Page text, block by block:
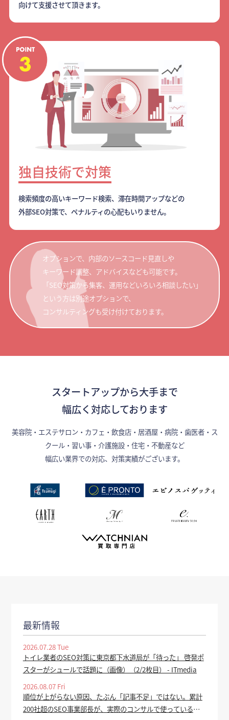
向けて支援させて頂きます。
独自技術で対策
検索頻度の高いキーワード検索、滞在時間アップなどの
外部SEO対策で、ペナルティの心配もいりません。
オプションで、内部のソースコード見直しや
キーワード調整、アドバイスなども可能です。
「SEO対策から集客、運用などいろいろ相談したい」
という方は別途オプションで、
コンサルティングも受け付けております。
スタートアップから大手まで
幅広く対応しております
美容院・エステサロン・カフェ・飲食店・居酒屋・病院・歯医者・ス
クール・習い事・介護施設・住宅・不動産など
幅広い業界での対応、対策実績がございます。
最新情報
2026.07.28 Tue
トイレ業者のSEO対策に東京都下水道局が「待った」 啓発ポ
スターがシュールで話題に（画像）（2/2枚目） - ITmedia
2026.08.07 Fri
順位が上がらない原因、たぶん「記事不足」ではない。累計
200社超のSEO事業部長が、実際のコンサルで使っている全